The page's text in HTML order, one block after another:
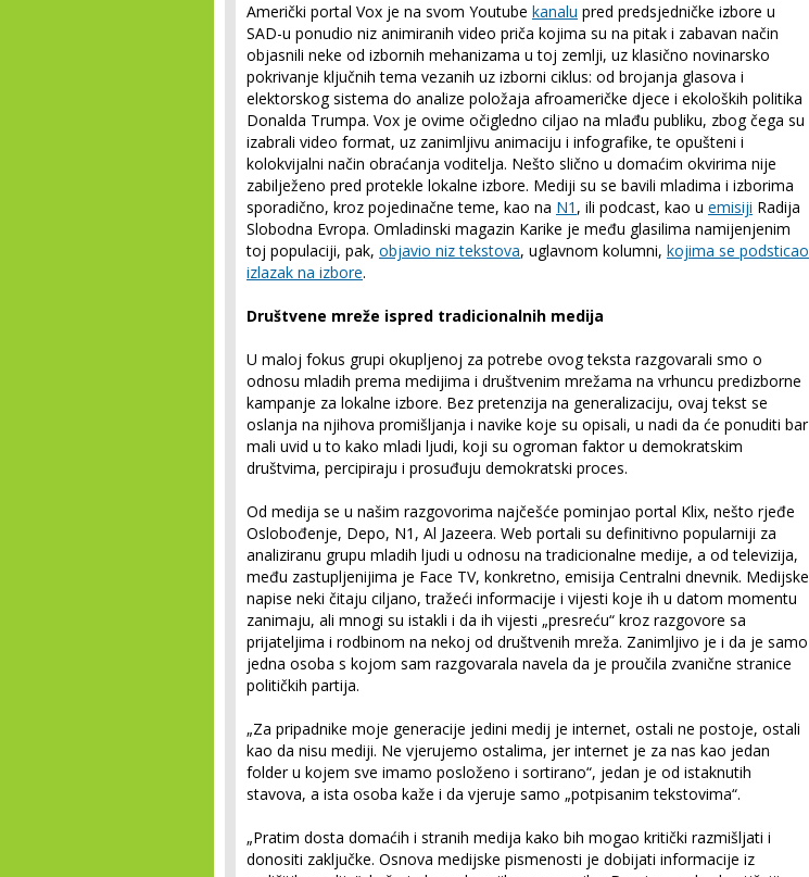
Američki portal Vox je na svom Youtube kanalu pred predsjedničke izbore u
SAD-u ponudio niz animiranih video priča kojima su na pitak i zabavan način
objasnili neke od izbornih mehanizama u toj zemlji, uz klasično novinarsko
pokrivanje ključnih tema vezanih uz izborni ciklus: od brojanja glasova i
elektorskog sistema do analize položaja afroameričke djece i ekoloških politika
Donalda Trumpa. Vox je ovime očigledno ciljao na mlađu publiku, zbog čega su
izabrali video format, uz zanimljivu animaciju i infografike, te opušteni i
kolokvijalni način obraćanja voditelja. Nešto slično u domaćim okvirima nije
zabilježeno pred protekle lokalne izbore. Mediji su se bavili mladima i izborima
sporadično, kroz pojedinačne teme, kao na N1 , ili podcast, kao u emisiji Radija
Slobodna Evropa. Omladinski magazin Karike je među glasilima namijenjenim
toj populaciji, pak, objavio niz tekstova, uglavnom kolumni, kojima se podsticao
izlazak na izbore.
Društvene mreže ispred tradicionalnih medija
U maloj fokus grupi okupljenoj za potrebe ovog teksta razgovarali smo o
odnosu mladih prema medijima i društvenim mrežama na vrhuncu predizborne
kampanje za lokalne izbore. Bez pretenzija na generalizaciju, ovaj tekst se
oslanja na njihova promišljanja i navike koje su opisali, u nadi da će ponuditi bar
mali uvid u to kako mladi ljudi, koji su ogroman faktor u demokratskim
društvima, percipiraju i prosuđuju demokratski proces.
Od medija se u našim razgovorima najčešće pominjao portal Klix, nešto rjeđe
Oslobođenje, Depo, N1, Al Jazeera. Web portali su definitivno popularniji za
analiziranu grupu mladih ljudi u odnosu na tradicionalne medije, a od televizija,
među zastupljenijima je Face TV, konkretno, emisija Centralni dnevnik. Medijske
napise neki čitaju ciljano, tražeći informacije i vijesti koje ih u datom momentu
zanimaju, ali mnogi su istakli i da ih vijesti „presreću“ kroz razgovore sa
prijateljima i rodbinom na nekoj od društvenih mreža. Zanimljivo je i da je samo
jedna osoba s kojom sam razgovarala navela da je proučila zvanične stranice
političkih partija.
„Za pripadnike moje generacije jedini medij je internet, ostali ne postoje, ostali
kao da nisu mediji. Ne vjerujemo ostalima, jer internet je za nas kao jedan
folder u kojem sve imamo posloženo i sortirano“, jedan je od istaknutih
stavova, a ista osoba kaže i da vjeruje samo „potpisanim tekstovima“.
„Pratim dosta domaćih i stranih medija kako bih mogao kritički razmišljati i
donositi zaključke. Osnova medijske pismenosti je dobijati informacije iz